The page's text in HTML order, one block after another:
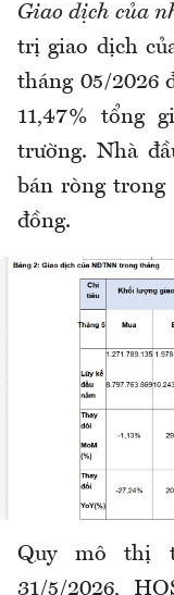
Giao dịch của
trị giao dịch
tháng 05/2026
11,47% tổng
trường. Nhà
bán ròng trong
đồng.
Quy mô thị
31/5/2026,